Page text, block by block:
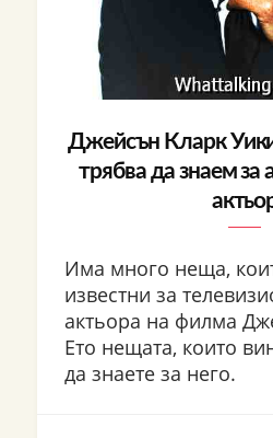
Джейсън Кларк
трябва да знаем за
Има много неща,
известни за
актьора на филма
Ето нещата, които
да знаете за него.